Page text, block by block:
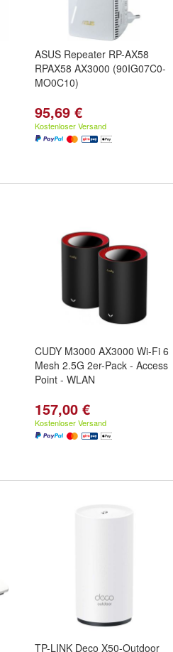
ASUS Repeater RP-AX58
RPAX58 AX3000 (90IG07C0-
MO0C10)
95,69 €
Kostenloser Versand
CUDY M3000 AX3000 Wi-Fi 6
Mesh 2.5G 2er-Pack - Access
Point - WLAN
157,00 €
Kostenloser Versand
TP-LINK Deco X50-Outdoor